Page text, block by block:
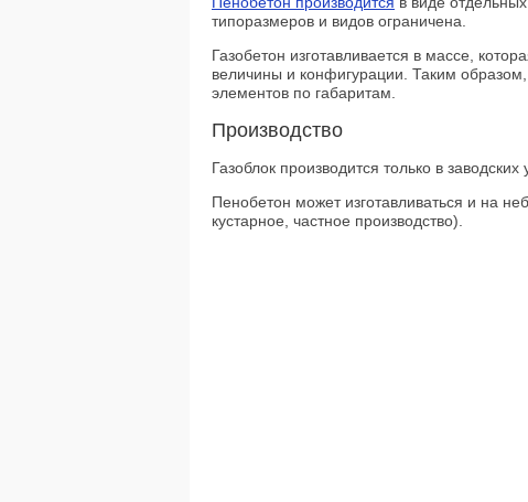
типоразмеров и видов ограничена.
Газобетон изготавливается в массе,
величины и конфигурации. Таким
элементов по габаритам.
Производство
Газоблок производится только в
Пенобетон может изготавливаться и на
кустарное, частное производство).